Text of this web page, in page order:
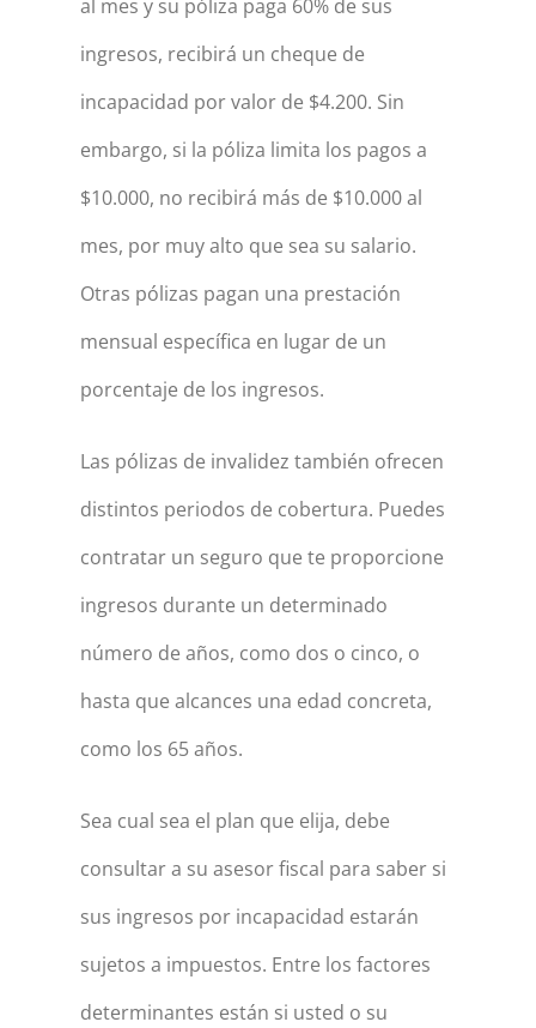
al mes y su póliza paga 60% de sus
ingresos, recibirá un cheque de
incapacidad por valor de $4.200. Sin
embargo, si la póliza limita los pagos a
$10.000, no recibirá más de $10.000 al
mes, por muy alto que sea su salario.
Otras pólizas pagan una prestación
mensual específica en lugar de un
porcentaje de los ingresos.
Las pólizas de invalidez también ofrecen
distintos periodos de cobertura. Puedes
contratar un seguro que te proporcione
ingresos durante un determinado
número de años, como dos o cinco, o
hasta que alcances una edad concreta,
como los 65 años.
Sea cual sea el plan que elija, debe
consultar a su asesor fiscal para saber si
sus ingresos por incapacidad estarán
sujetos a impuestos. Entre los factores
determinantes están si usted o su